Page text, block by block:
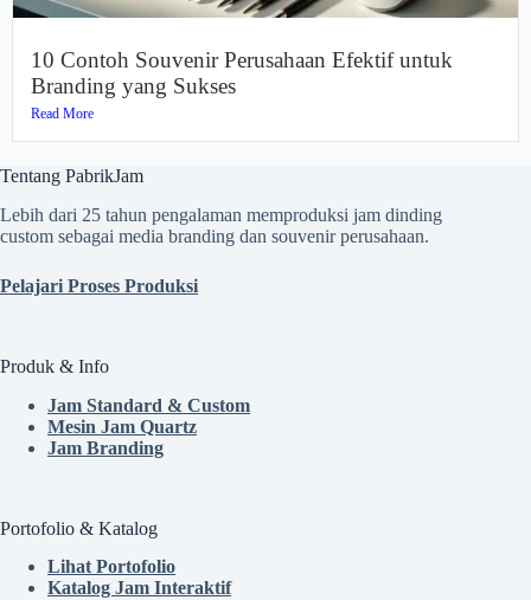
10 Contoh Souvenir Perusahaan Efektif untuk
Branding yang Sukses
Read More
Tentang PabrikJam
Lebih dari 25 tahun pengalaman memproduksi jam dinding
custom sebagai media branding dan souvenir perusahaan.
Pelajari Proses Produksi
Produk & Info
Jam Standard & Custom
Mesin Jam Quartz
Jam Branding
Portofolio & Katalog
Lihat Portofolio
Katalog Jam Interaktif